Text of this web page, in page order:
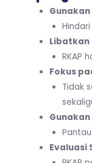
Libatkan
RKAP
Fokus
Tidak
Evaluasi